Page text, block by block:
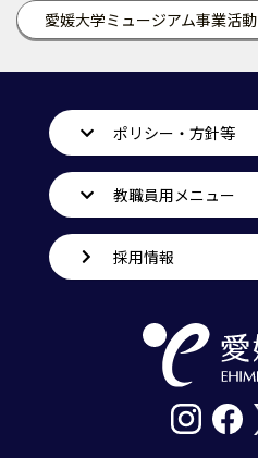
愛媛大学ミュージアム事業活動
ポリシー・方針等
教職員用メニュー
採用情報